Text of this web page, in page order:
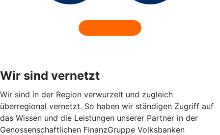
Wir sind vernetzt
Wir sind in der Region verwurzelt und zugleich
überregional vernetzt. So haben wir ständigen Zugriff auf
das Wissen und die Leistungen unserer Partner in der
Genossenschaftlichen FinanzGruppe Volksbanken